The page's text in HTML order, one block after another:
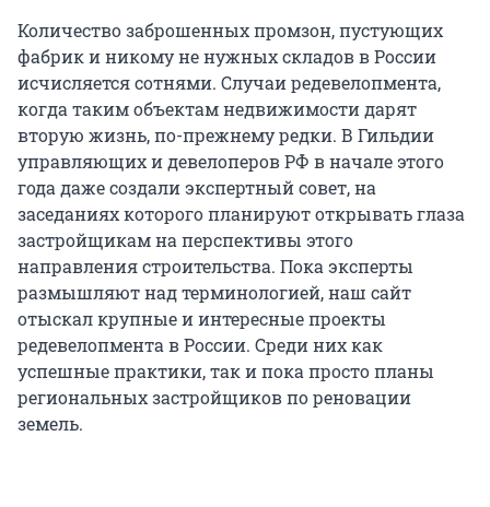
Количество заброшенных промзон, пустующих
фабрик и никому не нужных складов в России
исчисляется сотнями. Случаи редевелопмента,
когда таким объектам недвижимости дарят
вторую жизнь, по-прежнему редки. В Гильдии
управляющих и девелоперов РФ в начале этого
года даже создали экспертный совет, на
заседаниях которого планируют открывать глаза
застройщикам на перспективы этого
направления строительства. Пока эксперты
размышляют над терминологией, наш сайт
отыскал крупные и интересные проекты
редевелопмента в России. Среди них как
успешные практики, так и пока просто планы
региональных застройщиков по реновации
земель.